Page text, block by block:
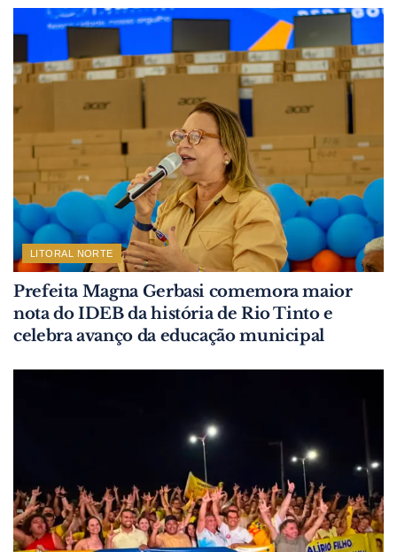
LITORAL NORTE
Prefeita Magna Gerbasi comemora maior
nota do IDEB da história de Rio Tinto e
celebra avanço da educação municipal